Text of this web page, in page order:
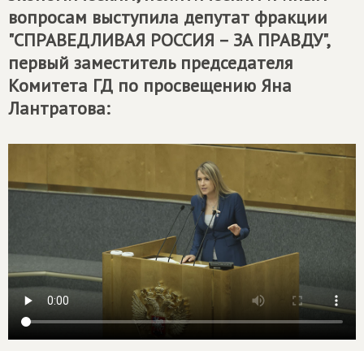
вопросам выступила депутат фракции
"СПРАВЕДЛИВАЯ РОССИЯ – ЗА ПРАВДУ",
первый заместитель председателя
Комитета ГД по просвещению Яна
Лантратова: